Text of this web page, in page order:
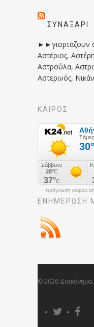
ΣΥΝΑΞΆΡΙ
►►γιορτάζουν
Αστέριος,
Αστρούλα,
Αστερινός,
ΚΑΙΡΟΣ
πρόγνωση καιρού
ΕΝΗΜΈΡΩΣΉ
© 2026